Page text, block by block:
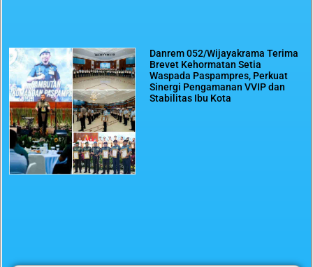
Danrem 052/Wijayakrama Terima
Brevet Kehormatan Setia
Waspada Paspampres, Perkuat
Sinergi Pengamanan VVIP dan
Stabilitas Ibu Kota